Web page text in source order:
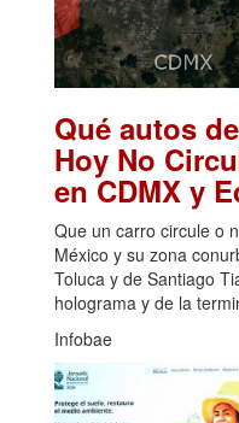
Qué autos
Hoy No
en CDMX y
Que un carro circule o
México y su zona
Toluca y de Santiago
holograma y de la
Infobae